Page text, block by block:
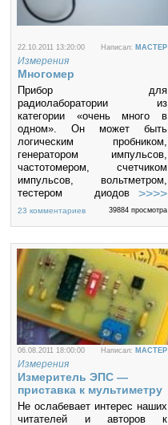
принтеров, как коммутатор
питания коллекторных
электромагнитов, других
исполнительных механизмов.
22.10.2011 13:20:00 Написал: MACTEP
Измерения
Многомер
Прибор для
радиолаборатории из
категории «очень много в
одном». Он может быть
логическим пробником,
генератором импульсов,
частотомером, счетчиком
импульсов, вольтметром,
тестером диодов и
транзисторов, измерителем
емкости, индуктивности,
генератором случайных
чисел. Практически
приличная лаборатория в
одном приборе.
23 комментариев 39884 просмотра
06.08.2011 18:00:00 Написал: MACTEP
Измерения
Измеритель ЭПС —
приставка к мультиметру
Не ослабевает интерес наших
читателей и авторов к